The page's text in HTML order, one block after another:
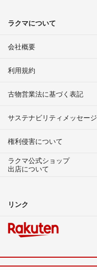
ラクマについて
会社概要
利用規約
古物営業法に基づく表記
サステナビリティメッセージ
権利侵害について
ラクマ公式ショップ
出店について
リンク